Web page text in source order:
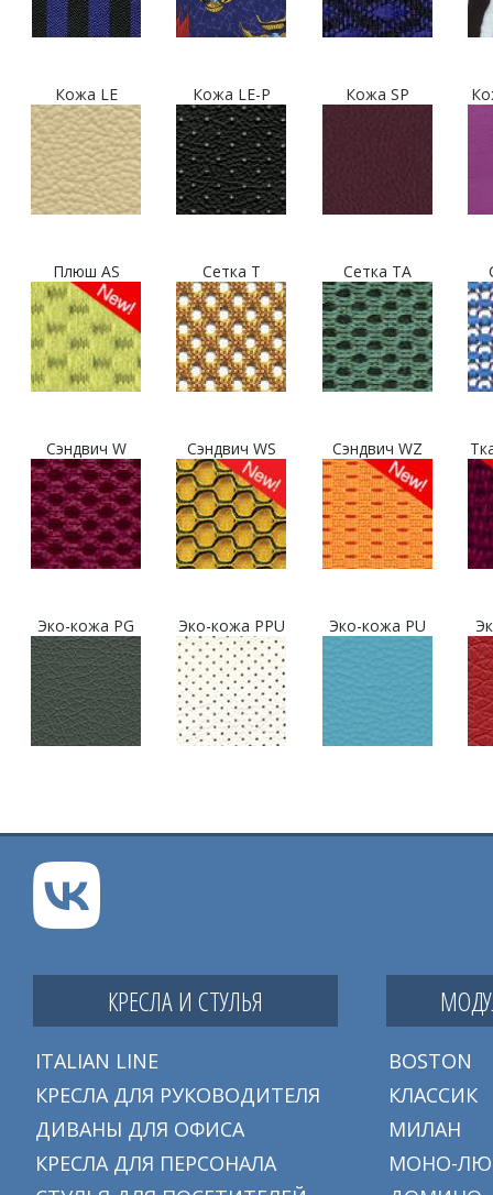
Кожа LE Кожа LE-P Кожа SP
Плюш AS Сетка T Сетка TA
Сэндвич W Сэндвич WS Сэндвич WZ
Эко-кожа PG Эко-кожа PPU Эко-кожа PU
КРЕСЛА И СТУЛЬЯ
ITALIAN LINE
КРЕСЛА ДЛЯ РУКОВОДИТЕЛЯ
ДИВАНЫ ДЛЯ ОФИСА
КРЕСЛА ДЛЯ ПЕРСОНАЛА
BOSTON
КЛАССИК
МИЛАН
МОНО-